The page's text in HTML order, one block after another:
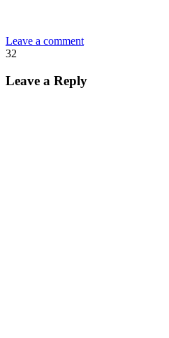
Leave a comment
32
Leave a Reply